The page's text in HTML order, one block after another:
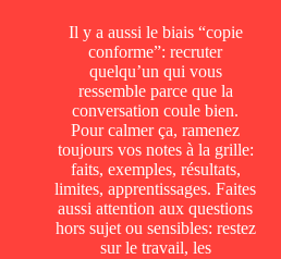
Il y a aussi le biais “copie
conforme”: recruter
quelqu’un qui vous
ressemble parce que la
conversation coule bien.
Pour calmer ça, ramenez
toujours vos notes à la grille:
faits, exemples, résultats,
limites, apprentissages. Faites
aussi attention aux questions
hors sujet ou sensibles: restez
sur le travail, les